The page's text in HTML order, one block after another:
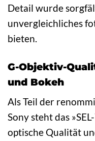
Detail wurde
unvergleichliches
bieten.
G-Objektiv-
und Bokeh
Als Teil der
Sony steht das
optische Qualität